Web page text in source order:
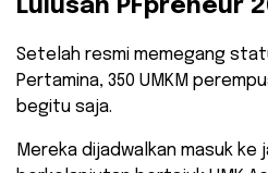
Lulusan PFpreneur
​Setelah resmi memegang
Pertamina, 350 UMKM
begitu saja.
Mereka dijadwalkan masuk ke